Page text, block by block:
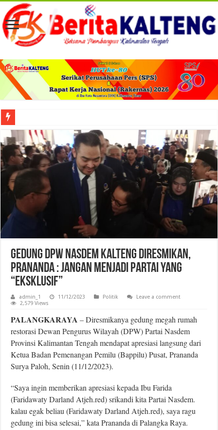
Viral! Selama Dua Bulan Lebih Siltap Serta Tunjangan Pemdes dan BPD di
Gedung DPW Nasdem Kalteng Diresmikan,
Prananda : Jangan Menjadi Partai yang
“Eksklusif”
admin_1 11/12/2023 Politik
Leave a comment
2,579 Views
PALANGKARAYA – Diresmikanya gedung megah rumah
restorasi Dewan Pengurus Wilayah (DPW) Partai Nasdem
Provinsi Kalimantan Tengah mendapat apresiasi langsung dari
Ketua Badan Pemenangan Pemilu (Bappilu) Pusat, Prananda
Surya Paloh, Senin (11/12/2023).
“Saya ingin memberikan apresiasi kepada Ibu Farida
(Faridawaty Darland Atjeh.red) srikandi kita Partai Nasdem.
kalau egak beliau (Faridawaty Darland Atjeh.red), saya ragu
gedung ini bisa selesai,” kata Prananda di Palangka Raya.